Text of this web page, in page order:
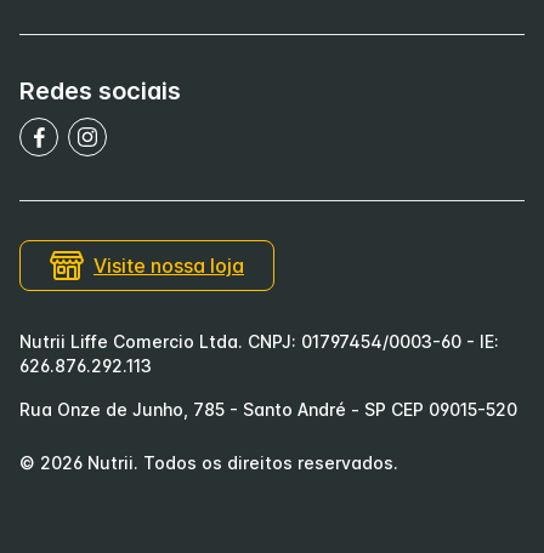
Redes sociais
Visite nossa loja
Nutrii Liffe Comercio Ltda. CNPJ: 01797454/0003-60 - IE:
626.876.292.113
Rua Onze de Junho, 785 - Santo André - SP CEP 09015-520
© 2026 Nutrii. Todos os direitos reservados.